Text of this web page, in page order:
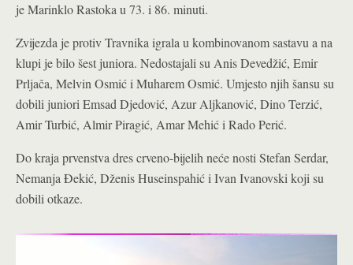
je Marinklo Rastoka u 73. i 86. minuti.
Zvijezda je protiv Travnika igrala u kombinovanom sastavu a na
klupi je bilo šest juniora. Nedostajali su Anis Devedžić, Emir
Prljača, Melvin Osmić i Muharem Osmić. Umjesto njih šansu su
dobili juniori Emsad Djedović, Azur Aljkanović, Dino Terzić,
Amir Turbić, Almir Piragić, Amar Mehić i Rado Perić.
Do kraja prvenstva dres crveno-bijelih neće nosti Stefan Serdar,
Nemanja Đekić, Dženis Huseinspahić i Ivan Ivanovski koji su
dobili otkaze.